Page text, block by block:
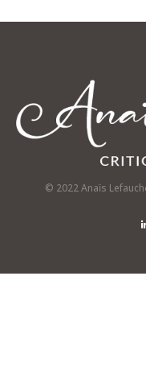
© 2022 Anaïs